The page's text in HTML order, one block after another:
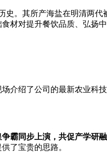
。其所产海盐在明清两
材对提升餐饮品质、弘扬
介绍了公司的最新农业科
霸同步上演，共促产学研
了宝贵的思路。